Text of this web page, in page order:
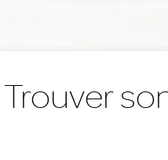
Trouver